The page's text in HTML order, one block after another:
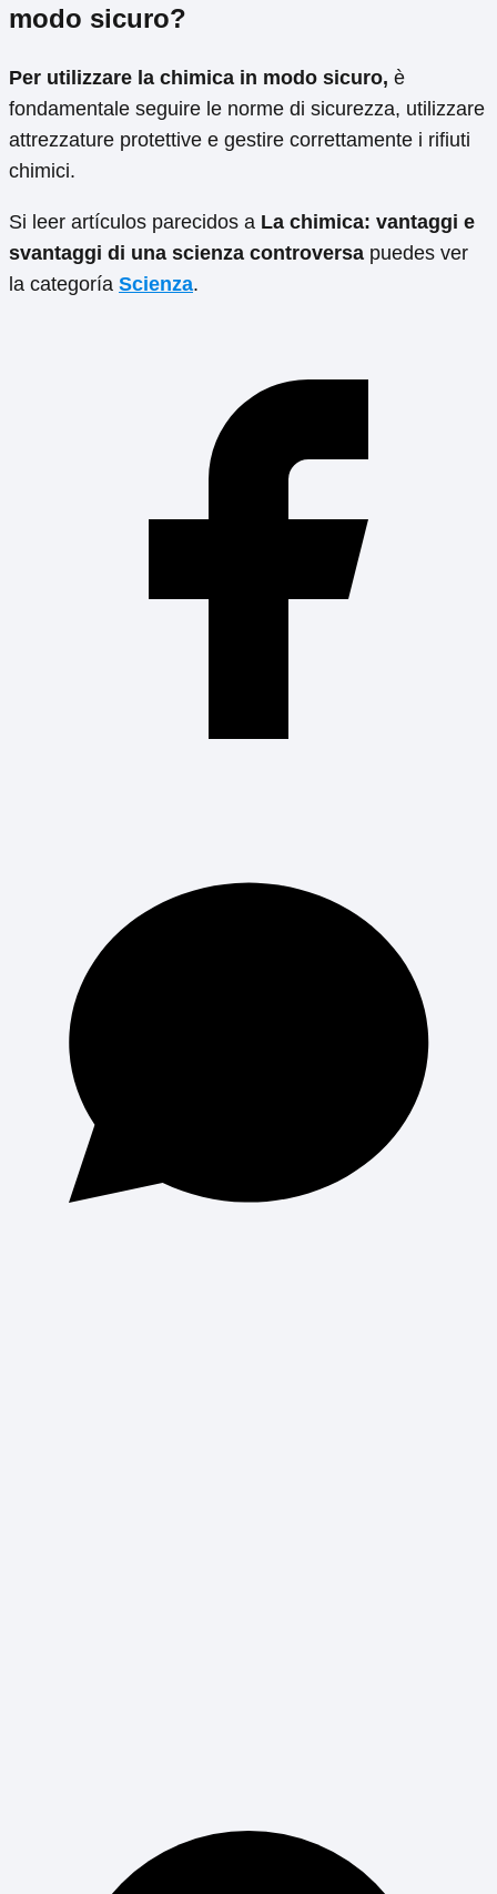
modo sicuro?
Per utilizzare la chimica in modo sicuro, è
fondamentale seguire le norme di sicurezza, utilizzare
attrezzature protettive e gestire correttamente i rifiuti
chimici.
Si leer artículos parecidos a La chimica: vantaggi e
svantaggi di una scienza controversa puedes ver
la categoría Scienza.